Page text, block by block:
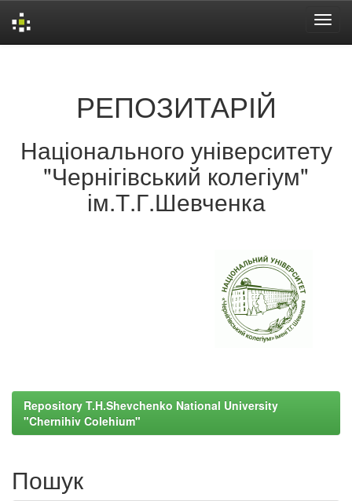
РЕПОЗИТАРІЙ
Національного університету
"Чернігівський колегіум"
ім.Т.Г.Шевченка
Repository T.H.Shevchenko National University
"Chernihiv Colehium"
Пошук